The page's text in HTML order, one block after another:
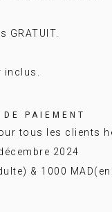
GRATUIT.
inclus.
PAIEMENT
tous les clients
2024
& 1000